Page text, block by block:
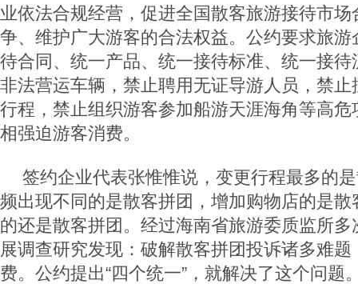
业依法合规经营，促进全国散客旅游接待市
争、维护广大游客的合法权益。公约要求旅
待合同、统一产品、统一接待标准、统一接
非法营运车辆，禁止聘用无证导游人员，禁
行程，禁止组织游客参加船游天涯海角等高
相强迫游客消费。
签约企业代表张惟惟说，变更行程最多的
频出现不同的是散客拼团，增加购物店的是
的还是散客拼团。经过海南省旅游委质监所
展调查研究发现：破解散客拼团投诉诸多难
费。公约提出“四个统一”，就解决了这个问题